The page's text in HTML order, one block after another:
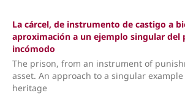
La cárcel, de instrumento de castigo a
aproximación a un ejemplo singular del
incómodo
The prison, from an instrument of
asset. An approach to a singular
heritage